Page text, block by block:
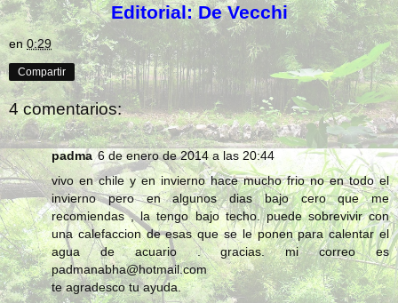
Editorial: De Vecchi
en0:29
Compartir
4 comentarios:
padma 6 de enero de 2014 a las 20:44
vivo en chile y en invierno hace mucho frio no en todo el
invierno pero en algunos dias bajo cero que me
recomiendas , la tengo bajo techo. puede sobrevivir con
una calefaccion de esas que se le ponen para calentar el
agua de acuario . gracias. mi correo es
padmanabha@hotmail.com
te agradesco tu ayuda.